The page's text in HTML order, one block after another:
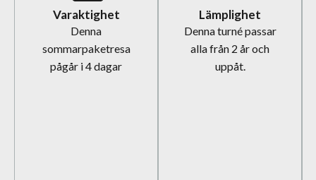
Varaktighet
Denna
sommarpaketresa
pågår i 4 dagar
Lämplighet
Denna turné passar
alla från 2 år och
uppåt.